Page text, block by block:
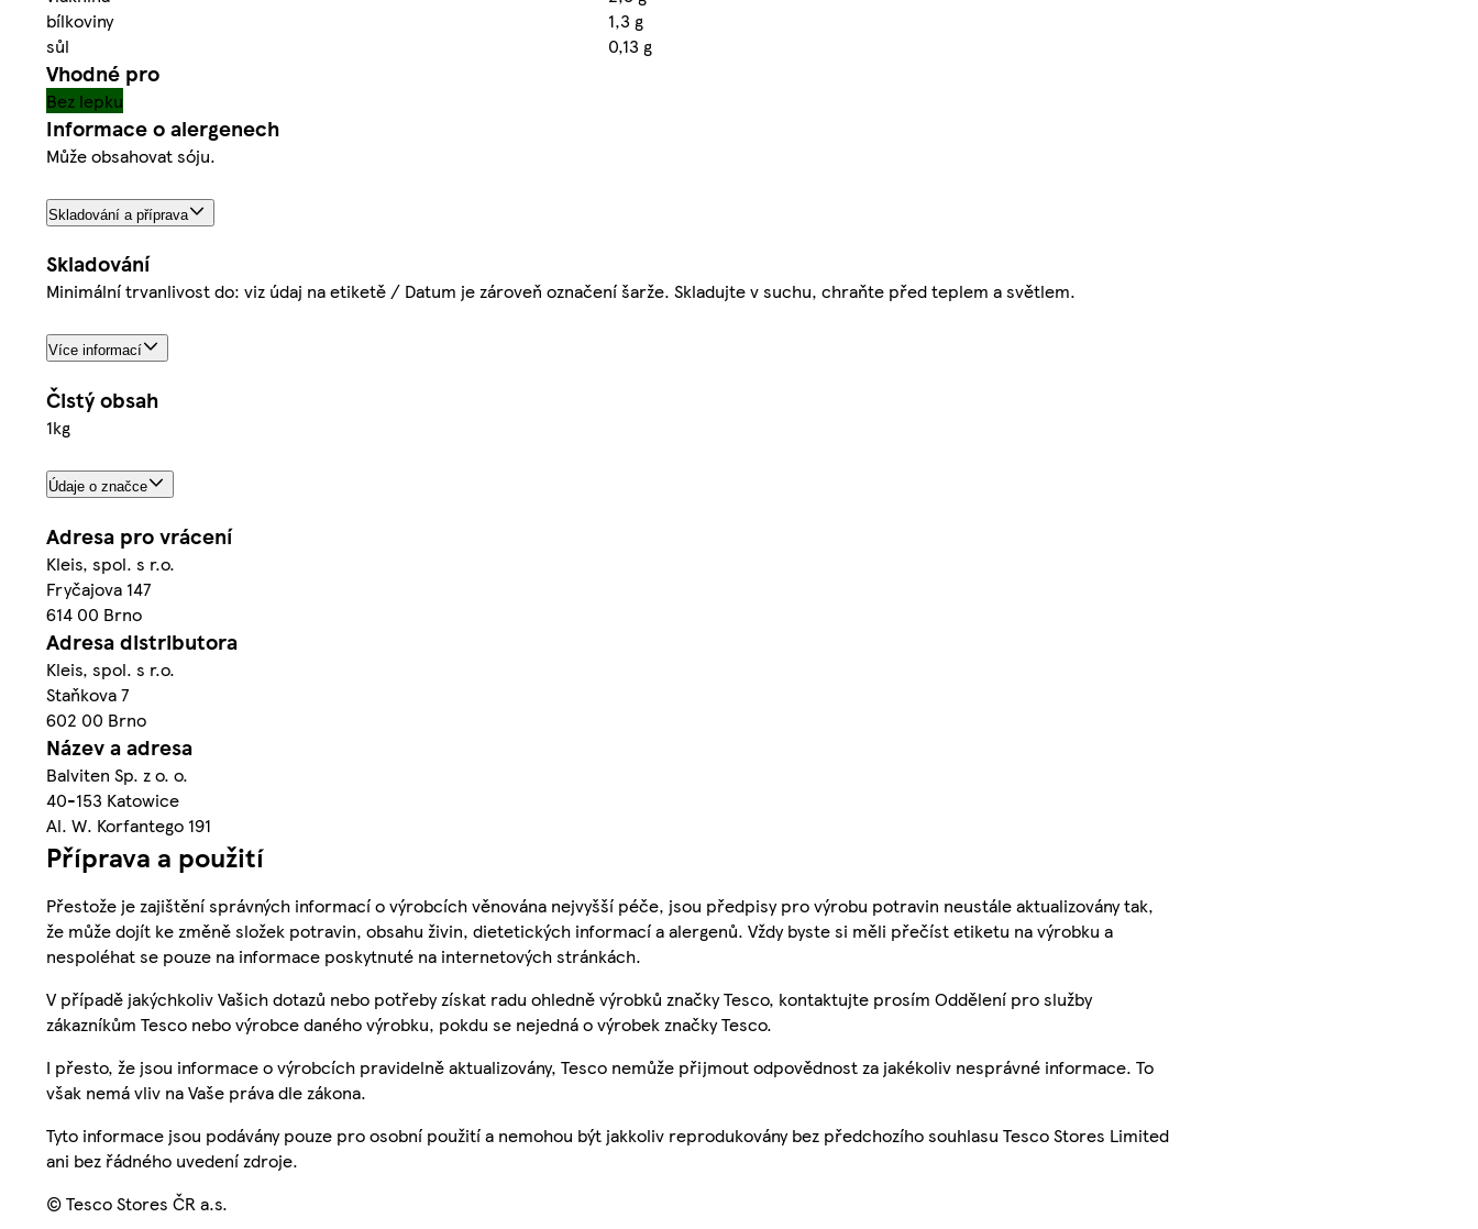
bílkoviny
1,3 g
sůl
0,13 g
Vhodné pro
Bez lepku
Informace o alergenech
Může obsahovat sóju.
Skladování a příprava
Skladování
Minimální trvanlivost do: viz údaj na etiketě / Datum je zároveň označení šarže. Skladujte v suchu, chraňte před teplem a světlem.
Více informací
Čistý obsah
1kg
Údaje o značce
Adresa pro vrácení
Kleis, spol. s r.o.
Fryčajova 147
614 00 Brno
Adresa distributora
Kleis, spol. s r.o.
Staňkova 7
602 00 Brno
Název a adresa
Balviten Sp. z o. o.
40-153 Katowice
Al. W. Korfantego 191
Příprava a použití
Přestože je zajištění správných informací o výrobcích věnována nejvyšší péče, jsou předpisy pro výrobu potravin neustále aktualizovány tak,
že může dojít ke změně složek potravin, obsahu živin, dietetických informací a alergenů. Vždy byste si měli přečíst etiketu na výrobku a
nespoléhat se pouze na informace poskytnuté na internetových stránkách.
V případě jakýchkoliv Vašich dotazů nebo potřeby získat radu ohledně výrobků značky Tesco, kontaktujte prosím Oddělení pro služby
zákazníkům Tesco nebo výrobce daného výrobku, pokdu se nejedná o výrobek značky Tesco.
I přesto, že jsou informace o výrobcích pravidelně aktualizovány, Tesco nemůže přijmout odpovědnost za jakékoliv nesprávné informace. To
však nemá vliv na Vaše práva dle zákona.
Tyto informace jsou podávány pouze pro osobní použití a nemohou být jakkoliv reprodukovány bez předchozího souhlasu Tesco Stores Limited
ani bez řádného uvedení zdroje.
© Tesco Stores ČR a.s.